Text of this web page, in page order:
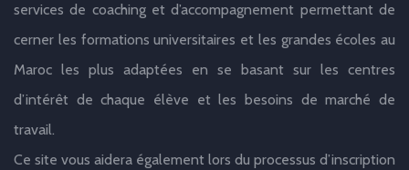
services de coaching et d’accompagnement permettant de
cerner les formations universitaires et les grandes écoles au
Maroc les plus adaptées en se basant sur les centres
d’intérêt de chaque élève et les besoins de marché de
travail.
Ce site vous aidera également lors du processus d’inscription